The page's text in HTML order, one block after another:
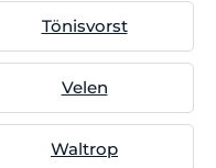
Tönisvorst
Velen
Waltrop